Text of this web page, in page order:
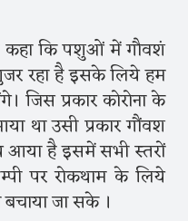
कहा कि पशुओं में गौवशं
रहा है इसके लिये हम
जिस प्रकार कोरोना के
था उसी प्रकार गौंवश
है इसमें सभी स्तरों
पर रोकथाम के लिये
जा सके ।